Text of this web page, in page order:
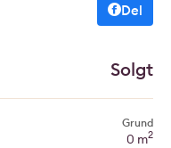
Del
Solgt
Grund
0 m2